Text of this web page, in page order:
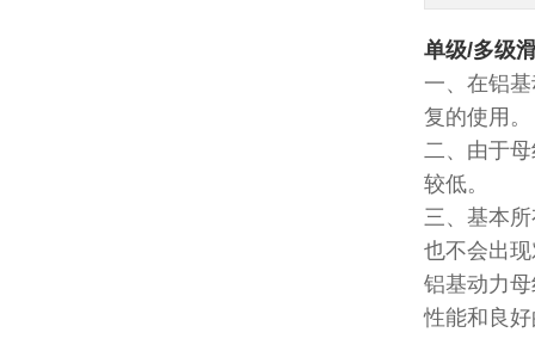
单级/多级
一、在铝
复的使用。
二、由于
较低。
三、基本
也不会出
铝基动力
性能和良